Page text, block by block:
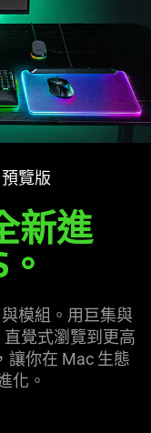
預覽版
新進
模組。用巨集與
覺式瀏覽到更高
讓你在 Mac 生態
化 。